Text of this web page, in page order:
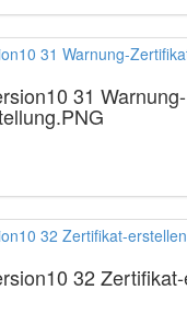
31 Warnung-
32